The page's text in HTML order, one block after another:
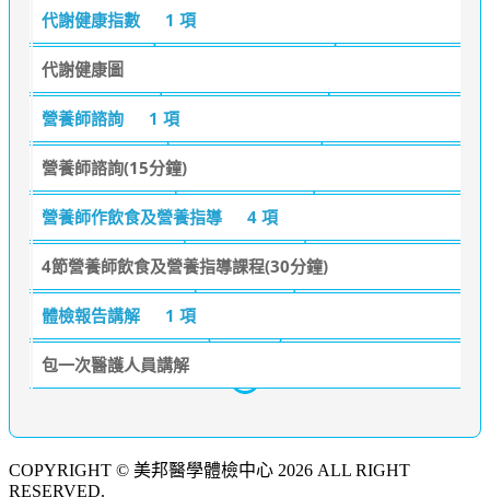
代謝健康指數 1 項
代謝健康圖
營養師諮詢 1 項
營養師諮詢(15分鐘)
營養師作飲食及營養指導 4 項
4節營養師飲食及營養指導課程(30分鐘)
體檢報告講解 1 項
包一次醫護人員講解
COPYRIGHT © 美邦醫學體檢中心 2026 ALL RIGHT
RESERVED.